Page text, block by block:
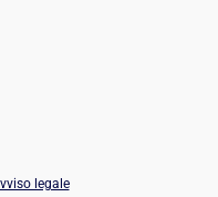
legale
SEO / GEO